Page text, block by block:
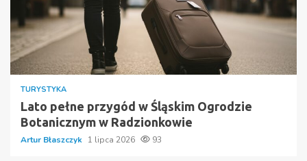
TURYSTYKA
Lato pełne przygód w Śląskim Ogrodzie
Botanicznym w Radzionkowie
Artur Błaszczyk 1 lipca 2026 93